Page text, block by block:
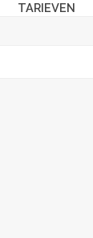
TARIEVEN